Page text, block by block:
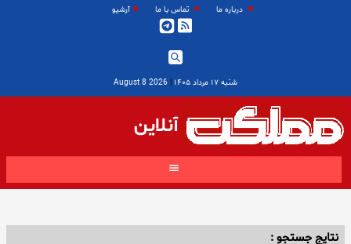
درباره ما تماس با ما آرشیو
شنبه ۱۷ مرداد ۱۴۰۵ |
2026 August 8
آنلاین
نتایج جستجو :